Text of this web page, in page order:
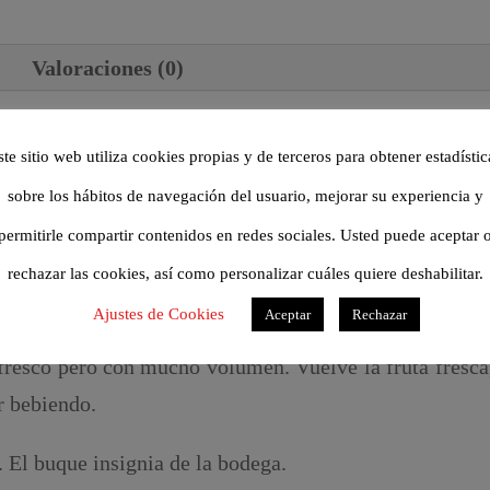
Valoraciones (0)
Elaborado con 100% uva Verdejo procedente de
estático, fermentación a 15ºC en depósito de
intensidad, donde destacan primero los
pero con mucho volumen. Vuelve la fruta
bebiendo.
buque insignia de la bodega.
sitio web utiliza cookies propias y de terceros para obtener
sobre los hábitos de navegación del usuario, mejorar su experiencia y
compartir contenidos en redes sociales. Usted puede aceptar o
rechazar las cookies, así como personalizar cuáles quiere deshabilitar.
Ajustes de Cookies Aceptar Rechazar